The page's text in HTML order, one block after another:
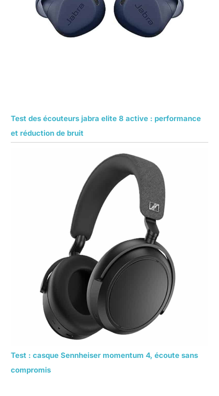
Test des écouteurs jabra elite 8 active : performance
et réduction de bruit
Test : casque Sennheiser momentum 4, écoute sans
compromis